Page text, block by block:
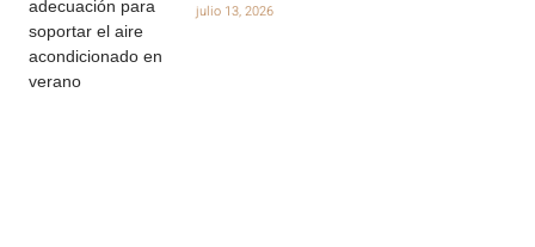
julio 13, 2026